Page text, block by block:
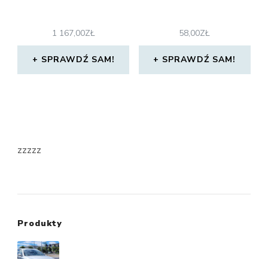
1 167,00ZŁ
SPRAWDŹ SAM!
58,00ZŁ
SPRAWDŹ SAM!
zzzzz
Produkty